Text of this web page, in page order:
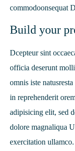
commodoonsequat
Build your
Dcepteur sint
officia deserunt
omnis iste
in reprehenderit
adipisicing elit, sed
dolore magnaliqua
exercitation ullamco.